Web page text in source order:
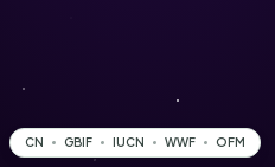
CN GBIF IUCN WWF OFM